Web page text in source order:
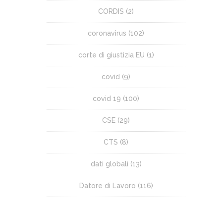
CORDIS (2)
coronavirus (102)
corte di giustizia EU (1)
covid (9)
covid 19 (100)
CSE (29)
CTS (8)
dati globali (13)
Datore di Lavoro (116)